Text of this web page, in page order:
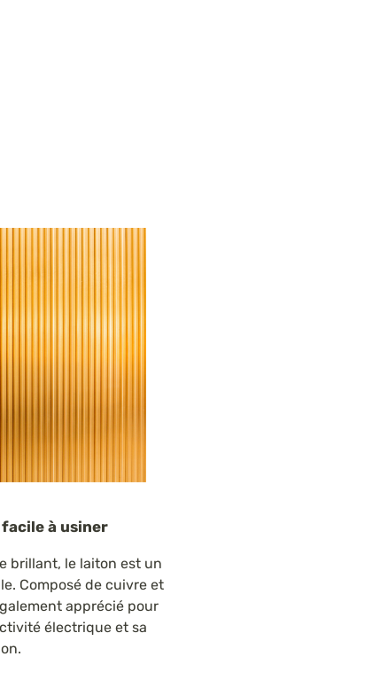
à usiner
brillant, le laiton est un
Composé de cuivre et
apprécié pour
électrique et sa